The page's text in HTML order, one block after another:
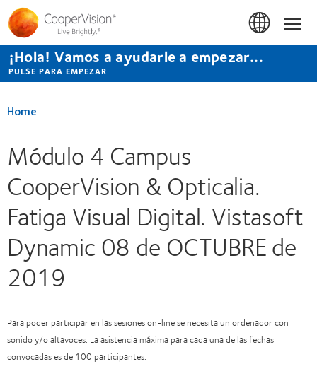
Pasar
contenido
principal
¡Hola! Vamos a ayudarle a empezar...
PULSE PARA EMPEZAR
Home
Módulo 4 Campus
CooperVision & Opticalia.
Fatiga Visual Digital. Vistasoft
Dynamic 08 de OCTUBRE de
2019
Para poder participar en las sesiones on-line se necesita un ordenador con
sonido y/o altavoces. La asistencia máxima para cada una de las fechas
convocadas es de 100 participantes.